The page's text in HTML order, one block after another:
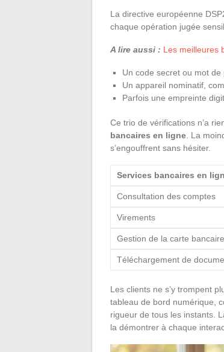
La directive européenne
chaque opération jugée
A lire aussi : Les meilleures
Un code secret ou mot
Un appareil nominatif,
Parfois une empreinte
Ce trio de vérifications n’a
bancaires en ligne . La
s’engouffrent sans hésiter.
Services bancaires en
Consultation des comptes
Virements
Gestion de la carte bancaire
Téléchargement de
Les clients ne s’y trompent
tableau de bord numérique,
rigueur de tous les instants.
la démontrer à chaque